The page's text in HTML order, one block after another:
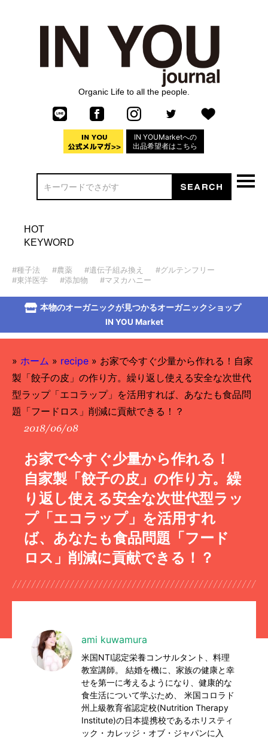
Organic Life to all the people.
IN YOUMarketへの
出品希望者はこちら
HOT
KEYWORD
#種子法 #農薬 #遺伝子組み換え
#グルテンフリー
#東洋医学
#添加物 #マヌカハニー
本物のオーガニックが見つかるオーガニックショップ
IN YOU Market
» ホーム » recipe » お家で今すぐ少量から作れる！自家
製「餃子の皮」の作り方。繰り返し使える安全な次世代
型ラップ「エコラップ」を活用すれば、あなたも食品問
題「フードロス」削減に貢献できる！？
2018/06/08
お家で今すぐ少量から作れる！
自家製「餃子の皮」の作り方。繰
り返し使える安全な次世代型ラッ
プ「エコラップ」を活用すれ
ば、あなたも食品問題「フード
ロス」削減に貢献できる！？
ami kuwamura
米国NTI認定栄養コンサルタント、料理
教室講師。 結婚を機に、家族の健康と幸
せを第一に考えるようになり、健康的な
食生活について学ぶため、 米国コロラド
州上級教育省認定校(Nutrition Therapy
Institute)の日本提携校であるホリスティ
ック・カレッジ・オブ・ジャパンに入